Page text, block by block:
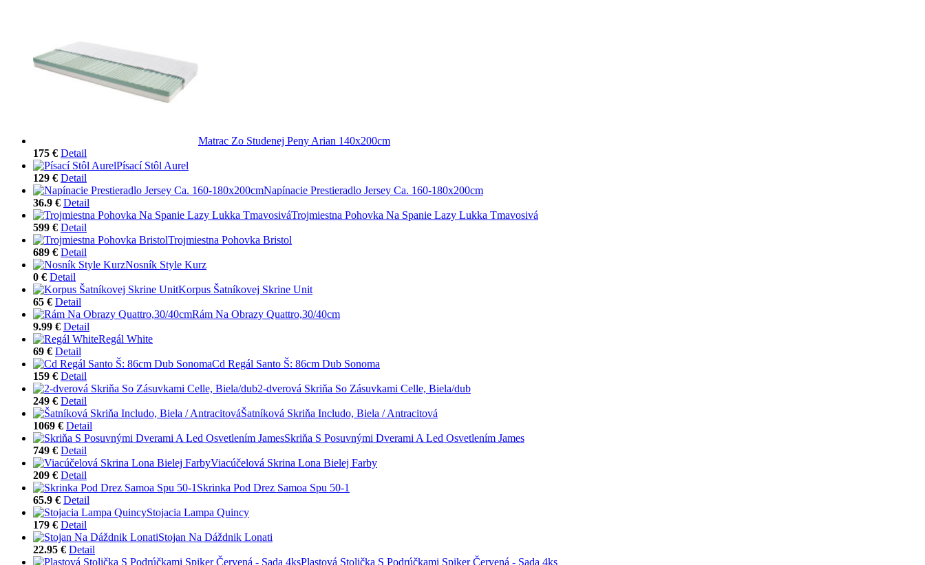
Matrac Zo Studenej Peny Arian 140x200cm
175 € Detail
Písací Stôl Aurel
129 € Detail
Napínacie Prestieradlo Jersey Ca. 160-180x200cm
36.9 € Detail
Trojmiestna Pohovka Na Spanie Lazy Lukka Tmavosivá
599 € Detail
Trojmiestna Pohovka Bristol
689 € Detail
Nosník Style Kurz
0 € Detail
Korpus Šatníkovej Skrine Unit
65 € Detail
Rám Na Obrazy Quattro,30/40cm
9.99 € Detail
Regál White
69 € Detail
Cd Regál Santo Š: 86cm Dub Sonoma
159 € Detail
2-dverová Skriňa So Zásuvkami Celle, Biela/dub
249 € Detail
Šatníková Skriňa Includo, Biela / Antracitová
1069 € Detail
Skriňa S Posuvnými Dverami A Led Osvetlením James
749 € Detail
Viacúčelová Skrina Lona Bielej Farby
209 € Detail
Skrinka Pod Drez Samoa Spu 50-1
65.9 € Detail
Stojacia Lampa Quincy
179 € Detail
Stojan Na Dáždnik Lonati
22.95 € Detail
Plastová Stolička S Podrúčkami Spiker Červená - Sada 4ks